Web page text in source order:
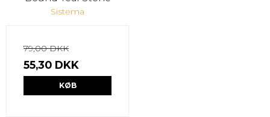
Sistema
79,00 DKK
55,30 DKK
KØB